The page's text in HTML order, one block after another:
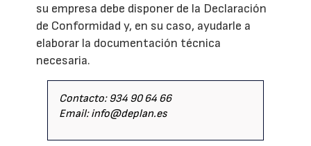
su empresa debe disponer de la Declaración
de Conformidad y, en su caso, ayudarle a
elaborar la documentación técnica
necesaria.
Contacto: 934 90 64 66
Email: info@deplan.es